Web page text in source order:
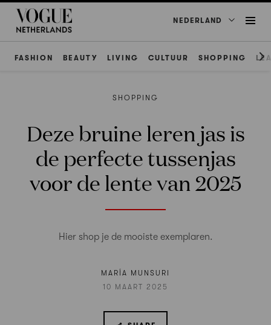
NEDERLAND
FASHION BEAUTY LIVING CULTUUR SHOPPING
SHOPPING
Deze bruine leren jas is
de perfecte tussenjas
voor de lente van 2025
Hier shop je de mooiste exemplaren.
MARÍA MUNSURI
10 MAART 2025